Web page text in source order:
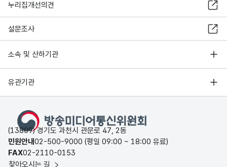
누리집개선의견
설문조사
소속 및 산하기관
유관기관
(13809) 경기도 과천시 관문로 47, 2동
민원안내02-500-9000 (평일 09:00 ~ 18:00 유료)
FAX02-2110-0153
찾아오시는 길